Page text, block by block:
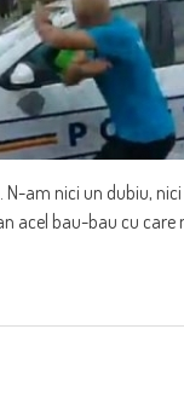
N-am nici un dubiu,
acel bau-bau cu care